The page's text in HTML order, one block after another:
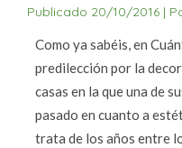
Publicado 20/10/2016 |
Como ya sabéis, en
predilección por la
casas en la que una de
pasado en cuanto a
trata de los años entre